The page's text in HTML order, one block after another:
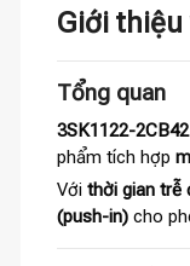
Giới thiệu
Tổng quan
3SK1122-2CB42
phẩm tích hợp
Với thời gian trễ
(push-in) cho